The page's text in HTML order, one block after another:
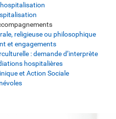
religieuse ou philosophique
et engagements
: demande d’interprète
hospitalières
et Action Sociale